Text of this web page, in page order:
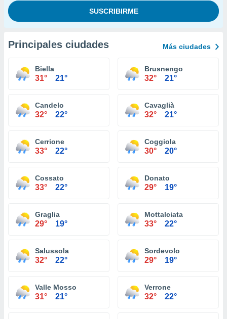
Principales ciudades Más ciudades
Biella
31° 21°
Brusnengo
32° 21°
Candelo
32° 22°
Cavaglià
32° 21°
Cerrione
33° 22°
Coggiola
30° 20°
Cossato
33° 22°
Donato
29° 19°
Graglia
29° 19°
Mottalciata
33° 22°
Salussola
32° 22°
Sordevolo
29° 19°
Valle Mosso
31° 21°
Verrone
32° 22°